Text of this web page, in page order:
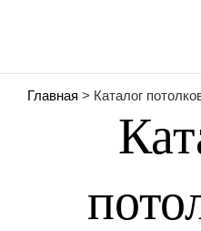
Главная > Каталог